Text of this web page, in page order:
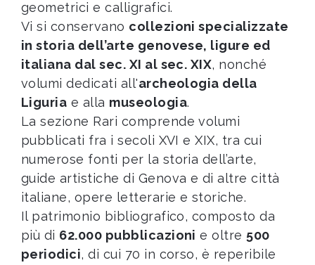
geometrici e calligrafici.
Vi si conservano collezioni specializzate
in storia dell’arte genovese, ligure ed
italiana dal sec. XI al sec. XIX, nonché
volumi dedicati all'archeologia della
Liguria e alla museologia.
La sezione Rari comprende volumi
pubblicati fra i secoli XVI e XIX, tra cui
numerose fonti per la storia dell’arte,
guide artistiche di Genova e di altre città
italiane, opere letterarie e storiche.
Il patrimonio bibliografico, composto da
più di 62.000 pubblicazioni e oltre 500
periodici, di cui 70 in corso, è reperibile